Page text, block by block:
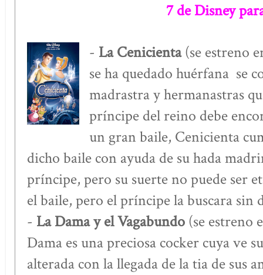
7 de Disney
- La Cenicienta(se estreno
se ha quedado huérfana se
madrastra y hermanastras
príncipe del reino debe
un gran baile, Cenicienta
dicho baile con ayuda de su hada
príncipe, pero su suerte no puede ser
el baile, pero el príncipe la buscara sin
- La Dama y el Vagabundo (se estreno
Dama es una preciosa cocker cuya ve
alterada con la llegada de la tia de sus